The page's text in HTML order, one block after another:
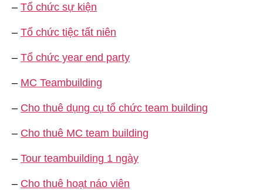
– Tổ chức sự kiện
– Tổ chức tiệc tất niên
– Tổ chức year end party
– MC Teambuilding
– Cho thuê dụng cụ tổ chức team building
– Cho thuê MC team building
– Tour teambuilding 1 ngày
– Cho thuê hoạt náo viên